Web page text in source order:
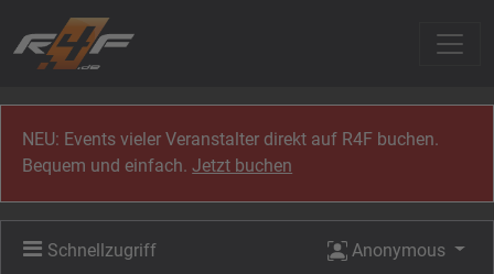
NEU: Events vieler Veranstalter direkt auf R4F buchen.
Bequem und einfach.Jetzt buchen
Schnellzugriff Anonymous